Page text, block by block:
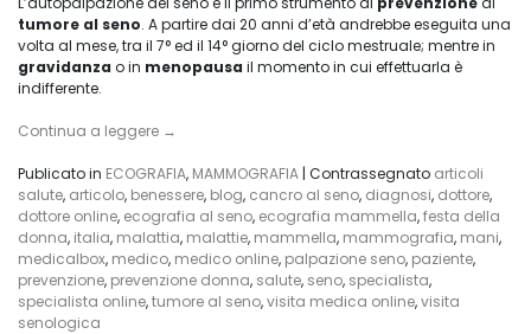
effettuarla
in
modo
tumore al seno. A partire dai 20 anni d’età andrebbe eseguita una
volta al mese, tra il 7° ed il 14° giorno del ciclo mestruale; mentre in
gravidanza o in menopausa il momento in cui effettuarla è
indifferente.
Continua a leggere →
Publicato in ECOGRAFIA, MAMMOGRAFIA | Contrassegnato articoli
salute, articolo, benessere, blog, cancro al seno, diagnosi, dottore,
dottore online, ecografia al seno, ecografia mammella,festa della
donna, italia, malattia, malattie, mammella, mammografia, mani,
medicalbox, medico, medico online, palpazione seno, paziente,
prevenzione, prevenzione donna, salute, seno, specialista,
specialista online,tumore al seno,visita medica online,visita
senologica